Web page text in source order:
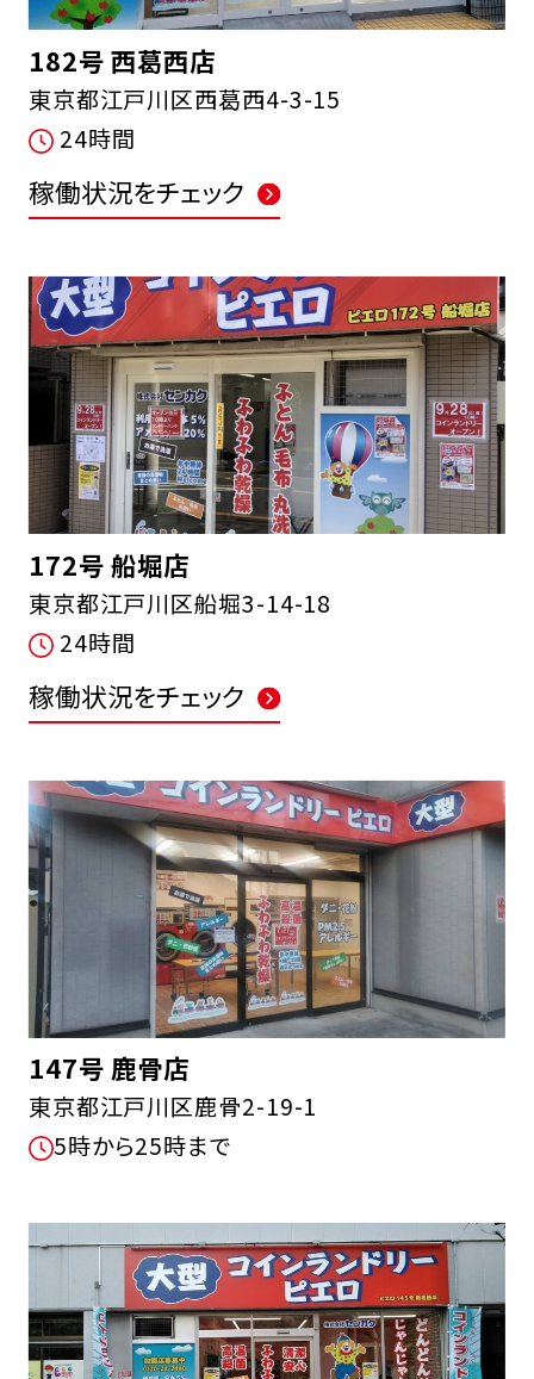
182号 西葛西店
東京都江戸川区西葛西4-3-15
24時間
稼働状況をチェック
172号 船堀店
東京都江戸川区船堀3-14-18
24時間
稼働状況をチェック
147号 鹿骨店
東京都江戸川区鹿骨2-19-1
5時から25時まで